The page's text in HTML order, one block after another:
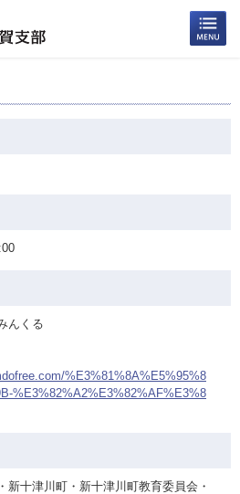
んくる
%E3%81%8A%E5%95%8
%E3%82%A2%E3%82%AF%E3%8
新十津川町・新十津川町教育委員会・